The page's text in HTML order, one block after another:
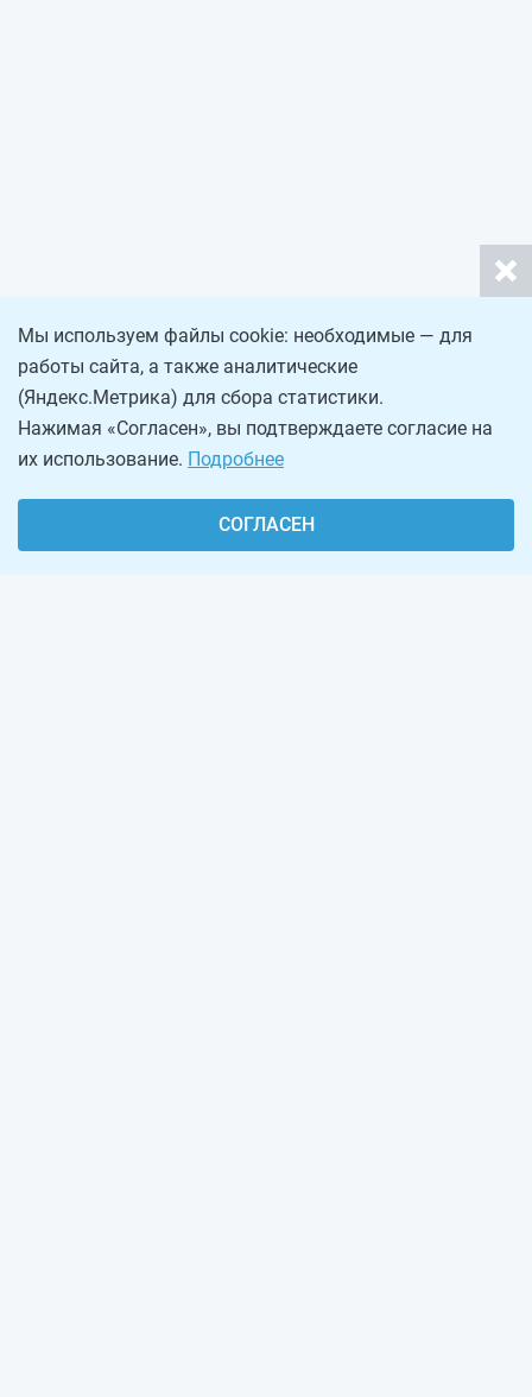
Мы используем файлы cookie: необходимые — для
работы сайта, а также аналитические
(Яндекс.Метрика) для сбора статистики.
Нажимая «Согласен», вы подтверждаете согласие на
их использование. Подробнее
СОГЛАСЕН